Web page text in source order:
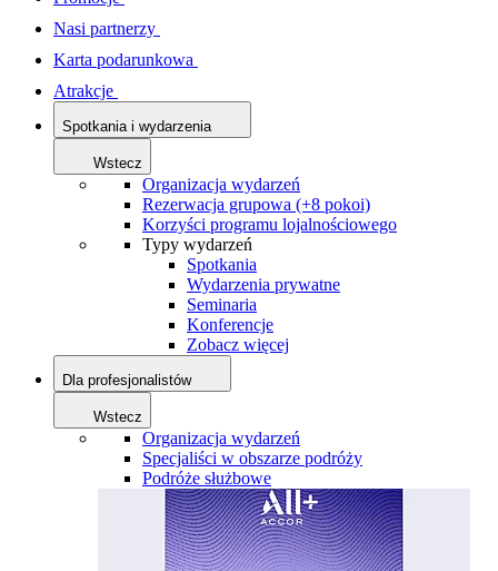
Nasi partnerzy
Karta podarunkowa
Atrakcje
Spotkania i wydarzenia
Wstecz
Organizacja wydarzeń
Rezerwacja grupowa (+8 pokoi)
Korzyści programu lojalnościowego
Typy wydarzeń
Spotkania
Wydarzenia prywatne
Seminaria
Konferencje
Zobacz więcej
Dla profesjonalistów
Wstecz
Organizacja wydarzeń
Specjaliści w obszarze podróży
Podróże służbowe